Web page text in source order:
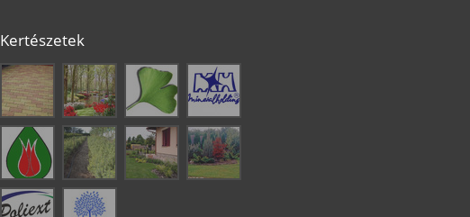
Kertészetek